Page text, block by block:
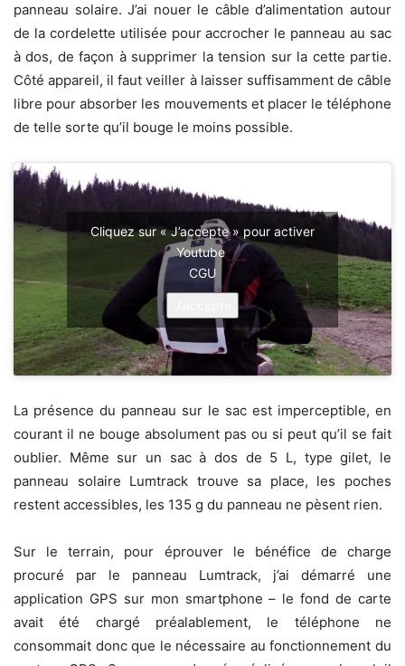
panneau solaire. J’ai nouer le câble d’alimentation autour
de la cordelette utilisée pour accrocher le panneau au sac
à dos, de façon à supprimer la tension sur la cette partie.
Côté appareil, il faut veiller à laisser suffisamment de câble
libre pour absorber les mouvements et placer le téléphone
de telle sorte qu’il bouge le moins possible.
Cliquez sur « J’accepte » pour activer
Youtube
CGU
La présence du panneau sur le sac est imperceptible, en
courant il ne bouge absolument pas ou si peut qu’il se fait
oublier. Même sur un sac à dos de 5 L, type gilet, le
panneau solaire Lumtrack trouve sa place, les poches
restent accessibles, les 135 g du panneau ne pèsent rien.
Sur le terrain, pour éprouver le bénéfice de charge
procuré par le panneau Lumtrack, j’ai démarré une
application GPS sur mon smartphone – le fond de carte
avait été chargé préalablement, le téléphone ne
consommait donc que le nécessaire au fonctionnement du